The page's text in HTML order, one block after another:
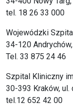
tel. 18 26 33 000
Wojewódzki
34-120
Tel. 33 875 24 46
Szpital Kliniczny
30-393 Kraków,
tel.12 652 42 00